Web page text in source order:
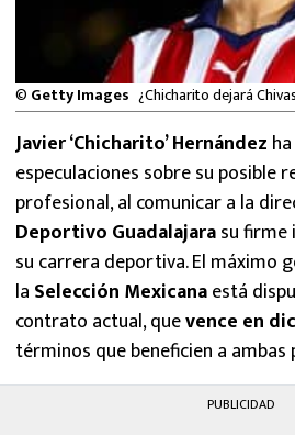
NFL
© Getty Images ¿Chicharito dejará
Javier ‘Chicharito’ Hernández
especulaciones sobre su posible
profesional, al comunicar a la
Deportivo Guadalajarasu firme
su carrera deportiva. El máximo
la Selección Mexicanaestá
contrato actual, quevence en
términos que beneficien a ambas
PUBLICIDAD